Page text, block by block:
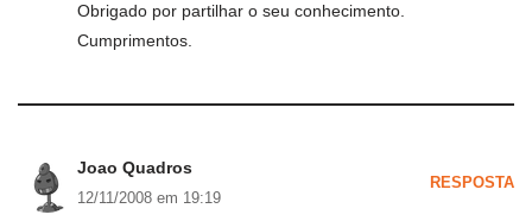
Obrigado por partilhar o seu conhecimento.
Cumprimentos.
Joao Quadros
12/11/2008 em 19:19
RESPOSTA